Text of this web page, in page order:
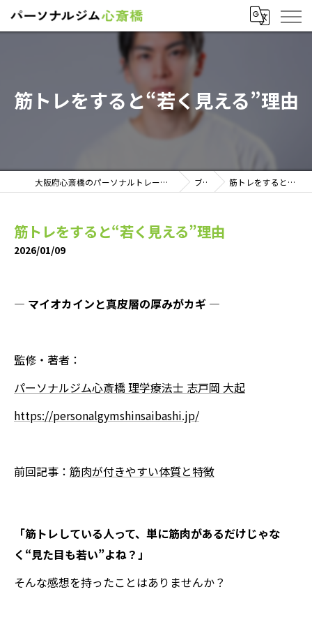
筋トレをすると“若く見える”理由
大阪府心斎橋のパーソナルトレーニングならパーソナルジム心斎橋 ブログ 筋トレをすると“若く見える”理由
筋トレをすると“若く見える”理由
2026/01/09
― マイオカインと真皮層の厚みがカギ ―
監修・著者：
パーソナルジム心斎橋 理学療法士 志戸岡 大起
https://personalgymshinsaibashi.jp/
前回記事： 筋肉が付きやすい体質と特徴
「筋トレしている人って、単に筋肉があるだけじゃな
く“見た目も若い”よね？」
そんな感想を持ったことはありませんか？